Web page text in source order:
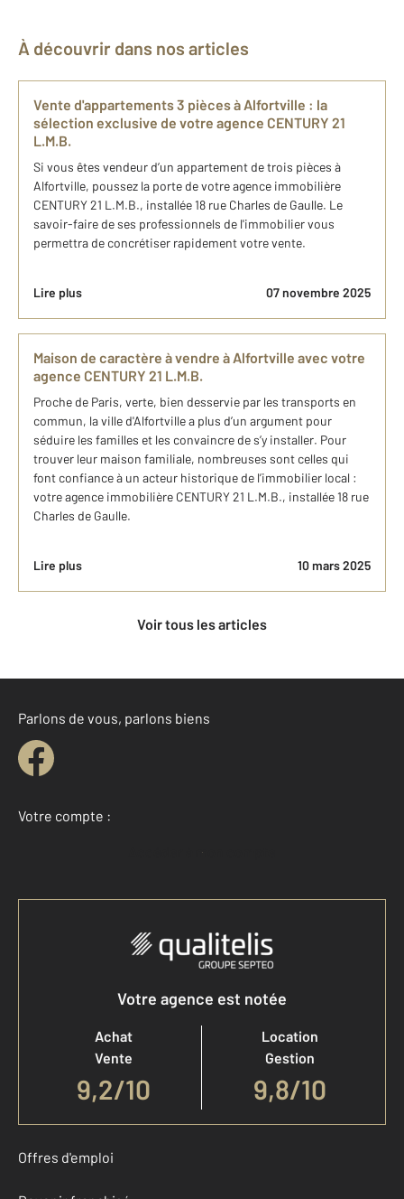
À découvrir dans nos articles
​Vente d'appartements 3 pièces ​à Alfortville​ : la
sélection exclusive de​ votre agence C​ENTURY 21
L.M.B.
Si vous êtes vendeur d’un appartement de trois pièces à
Alfortville, poussez la porte de votre agence immobilière
CENTURY 21 L.M.B., installée 18 rue Charles de Gaulle. Le
savoir-faire de ses professionnels de l'immobilier vous
permettra de concrétiser rapidement votre vente.
Lire plus 07 novembre 2025
Maison de caractère à vendre à Alfortville avec votre
agence CENTURY 21 L.M.B.
Proche de Paris, verte, bien desservie par les transports en
commun, la ville d'Alfortville a plus d’un argument pour
séduire les familles et les convaincre de s’y installer. Pour
trouver leur maison familiale, nombreuses sont celles qui
font confiance à un acteur historique de l’immobilier local :
votre agence immobilière CENTURY 21 L.M.B., installée 18 rue
Charles de Gaulle.
Lire plus 10 mars 2025
Voir tous les articles
Parlons de vous, parlons biens
Votre compte :
Accéder à mon compte
Votre agence est notée
Achat
Vente
9,2/10
Location
Gestion
9,8/10
Offres d'emploi